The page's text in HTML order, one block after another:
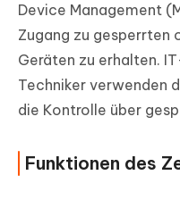
Device Management
Zugang zu gesperrten
Geräten zu erhalten.
Techniker verwenden
die Kontrolle über
Funktionen des